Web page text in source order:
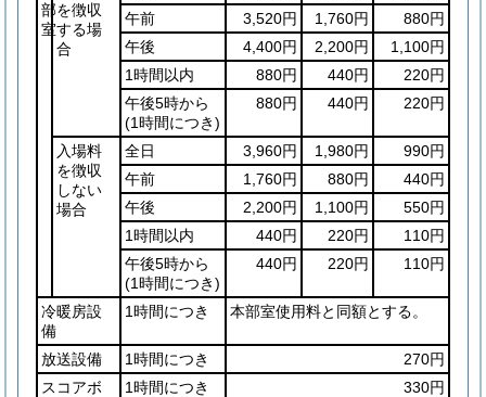
部
室
を徴収
する場
合
午前
3,520円 1,760円
880円
午後
4,400円 2,200円
1,100円
1時間以内
880円 440円
220円
午後5時から
(1時間につき)
880円 440円 220円
入場料
を徴収
しない
場合
全日 3,960円 1,980円
990円
午前
1,760円 880円
440円
午後
2,200円 1,100円
550円
1時間以内
440円 220円
110円
午後5時から
(1時間につき)
440円 220円 110円
冷暖房設
備
1時間につき 本部室使用料と同額とする。
放送設備 1時間につき
270円
スコアボ
1時間につき 330円